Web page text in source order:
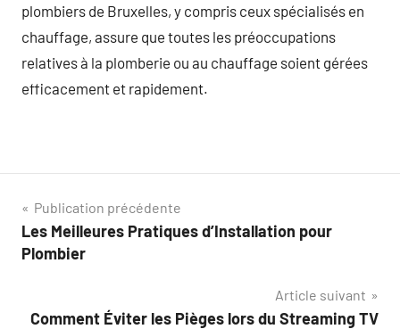
plombiers de Bruxelles, y compris ceux spécialisés en
chauffage, assure que toutes les préoccupations
relatives à la plomberie ou au chauffage soient gérées
efficacement et rapidement.
Navigation
de
Publication précédente
Les Meilleures Pratiques d’Installation pour
Plombier
Article suivant
Comment Éviter les Pièges lors du Streaming TV